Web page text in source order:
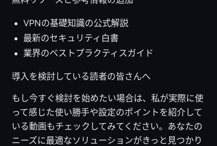
VPNの基礎知識の公式解説
最新のセキュリティ白書
業界のベストプラクティスガイド
導入を検討している読者の皆さんへ
もし今すぐ検討を始めたい場合は、私が実際に使
って感じた使い勝手や設定のポイントを紹介して
いる動画もチェックしてみてください。あなたの
ニーズに最適なソリューションがきっと見つかり